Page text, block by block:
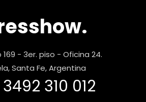
- 3er. piso - Oficina 24.
Santa Fe, Argentina
310 012